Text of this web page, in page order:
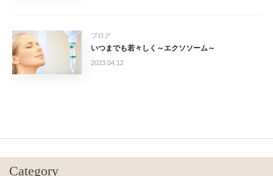
ブログ
いつまでも若々しく～エクソソーム～
2023.04.12
Category